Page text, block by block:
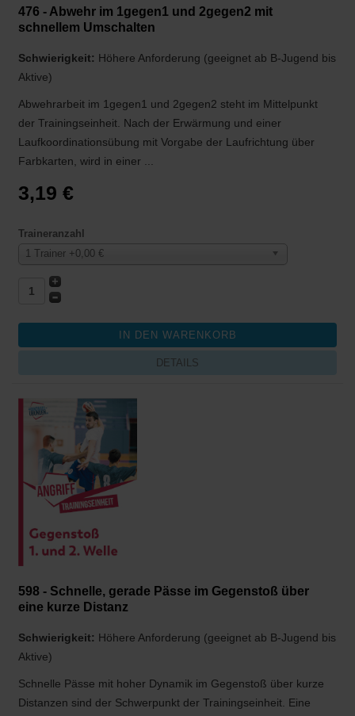
476 - Abwehr im 1gegen1 und 2gegen2 mit
schnellem Umschalten
Schwierigkeit: Höhere Anforderung (geeignet ab B-Jugend bis
Aktive)
Abwehrarbeit im 1gegen1 und 2gegen2 steht im Mittelpunkt
der Trainingseinheit. Nach der Erwärmung und einer
Laufkoordinationsübung mit Vorgabe der Laufrichtung über
Farbkarten, wird in einer ...
3,19 €
Traineranzahl
1 Trainer +0,00 €
DETAILS
598 - Schnelle, gerade Pässe im Gegenstoß über
eine kurze Distanz
Schwierigkeit: Höhere Anforderung (geeignet ab B-Jugend bis
Aktive)
Schnelle Pässe mit hoher Dynamik im Gegenstoß über kurze
Distanzen sind der Schwerpunkt der Trainingseinheit. Eine